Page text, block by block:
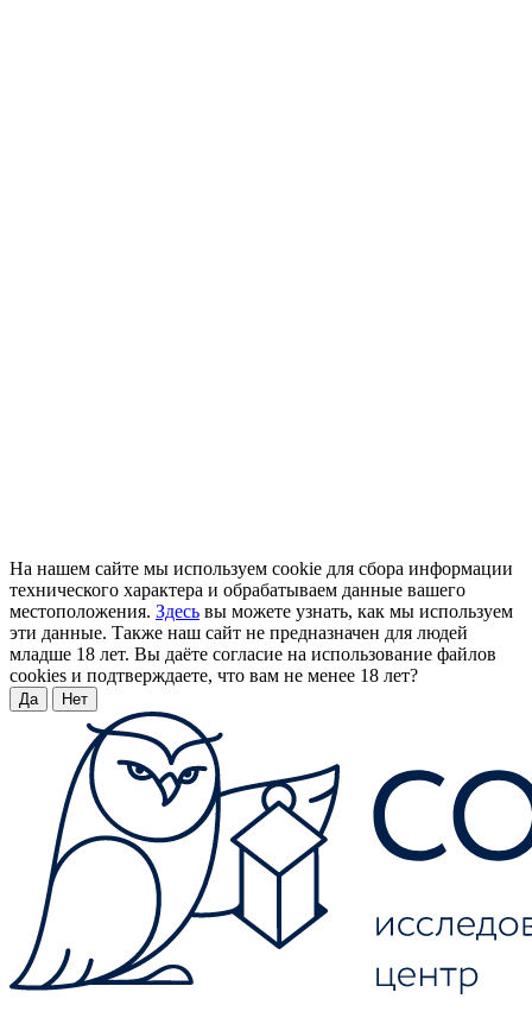
На нашем сайте мы используем cookie для сбора информации
технического характера и обрабатываем данные вашего
местоположения. Здесь вы можете узнать, как мы используем
эти данные. Также наш сайт не предназначен для людей
младше 18 лет. Вы даёте согласие на использование файлов
cookies и подтверждаете, что вам не менее 18 лет?
Да Нет